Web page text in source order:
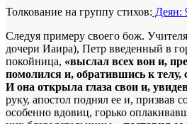
Толкование на группу стихов: Деян:
Следуя примеру своего бож.
дочери Иаира), Петр введенный в
покойница, «выслал всех вон и,
помолился и, обратившись к телу,
И она открыла глаза свои и,
руку, апостол поднял ее и, призвав
особенно вдовиц, горько